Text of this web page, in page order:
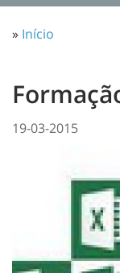
» Início
19-03-2015